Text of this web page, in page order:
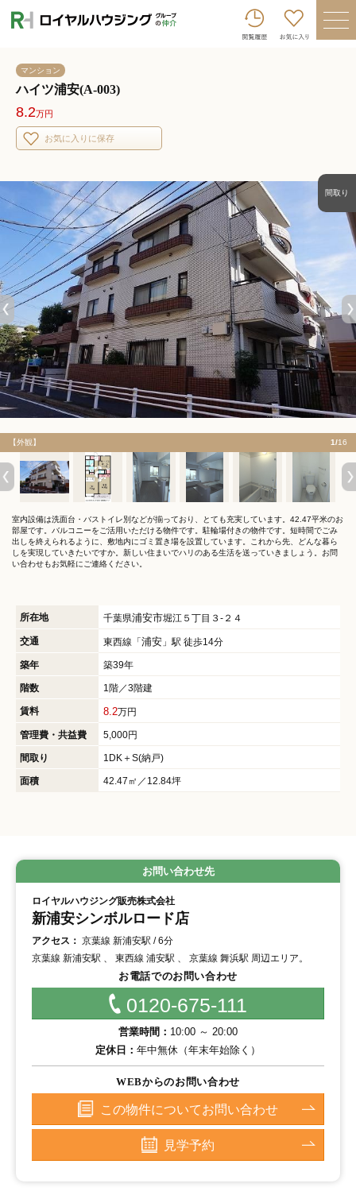
マンション
ハイツ浦安(A-003)
8.2万円
お気に入りに保存
【外観】 1/16
間取り
室内設備は洗面台・バストイレ別などが揃っており、とても充実しています。42.47平米のお
部屋です。バルコニーをご活用いただける物件です。駐輪場付きの物件です。短時間でごみ
出しを終えられるように、敷地内にゴミ置き場を設置しています。これから先、どんな暮ら
しを実現していきたいですか。新しい住まいでハリのある生活を送っていきましょう。お問
い合わせもお気軽にご連絡ください。
所在地 千葉県浦安市堀江５丁目３-２４
交通 東西線「浦安 」駅 徒歩14分
築年 築39年
階数 1階／3階建
賃料 8.2万円
管理費・共益費 5,000円
間取り 1DK＋S(納戸)
面積 42.47㎡／12.84坪
お問い合わせ先
ロイヤルハウジング販売株式会社
新浦安シンボルロード店
アクセス： 京葉線 新浦安駅 / 6分
京葉線 新浦安駅 、 東西線 浦安駅 、 京葉線 舞浜駅 周辺エリア。
お電話でのお問い合わせ
0120-675-111
営業時間： 10:00 ～ 20:00
定休日： 年中無休（年末年始除く）
WEBからのお問い合わせ
この物件についてお問い合わせ
見学予約
ロイヤルハウジンググループトップへ
売りたい
貸したい
店舗を探す
企業情報
ログイン 会員登録